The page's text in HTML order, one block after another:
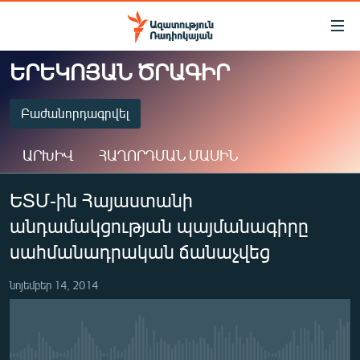
Մատչելիության
Անցնել
հիմնական
բովանդակությանը
Անցնել
մենյուին
Որոնում
ԱԶԱՏՈՒԹՅՈՒՆ TV
ՀԱՅԱՍՏԱՆ
ԸՆՏՐՈՒԹՅՈՒՆՆԵՐ 2026
ԻՐԱՎՈՒՆՔ
ՀԱՍԱՐԱԿՈՒԹՅՈՒՆ
ՏՆՏԵՍՈՒԹՅՈՒՆ
ՂԱՐԱԲԱՂ
ԵՐԵԿՈՅԱՆ ԾՐԱԳԻՐ
Բաժանորդագրվել
Spotify
ԱՐԽԻՎ ՀԱՂՈՐԴՄԱՆ ՄԱՍԻՆ
ԵՏՄ-ին Հայաստանի
անդամակցության պայմանագիրը
սահմանադրական ճանաչվեց
նոյեմբեր 14, 2014